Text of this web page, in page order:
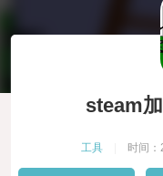
steam
工具 时间